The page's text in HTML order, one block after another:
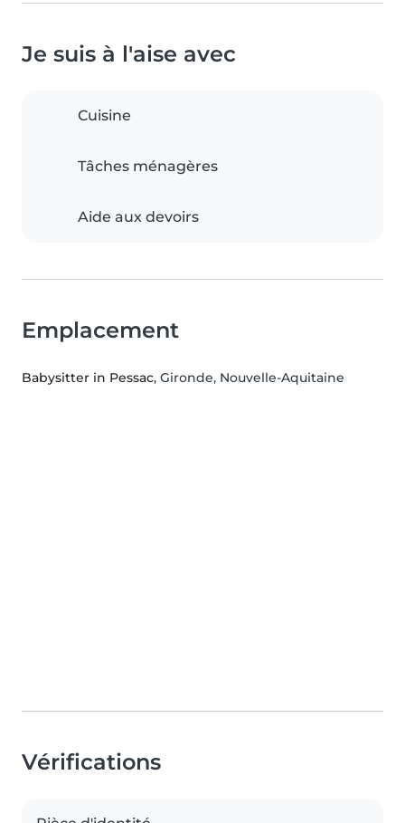
Je suis à l'aise avec
Cuisine
Tâches ménagères
Aide aux devoirs
Emplacement
Babysitter in Pessac, Gironde, Nouvelle-Aquitaine
Vérifications